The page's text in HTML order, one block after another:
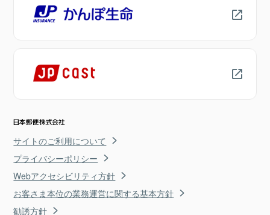
サイトのご利用について
プライバシーポリシー
Webアクセシビリティ方針
お客さま本位の業務運営に関する基本方針
勧誘方針